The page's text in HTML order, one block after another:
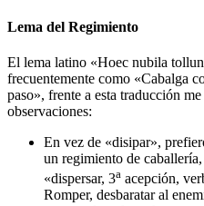
Lema del Regimiento
El lema latino «Hoec nubila
frecuentemente como «Cabalga
paso», frente a esta traducción
observaciones:
En vez de «disipar»,
un regimiento de
«dispersar, 3a acepción,
Romper, desbaratar al